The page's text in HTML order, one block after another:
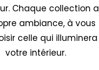
Chaque collection a
ambiance, à vous
celle qui illuminera
votre intérieur.